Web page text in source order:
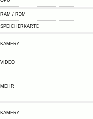
RAM / ROM
SPEICHERKARTE
KAMERA
VIDEO
MEHR
KAMERA